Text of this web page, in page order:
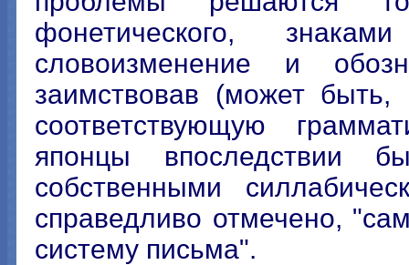
фонетического,
словоизменение и
заимствовав (может
соответствующую
японцы впоследствии
собственными
справедливо отмечено,
систему письма".